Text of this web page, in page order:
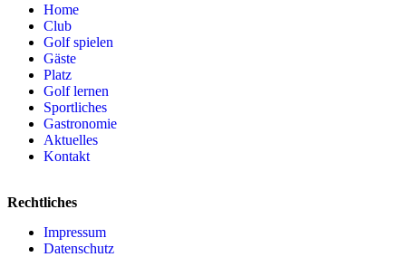
Home
Club
Golf spielen
Gäste
Platz
Golf lernen
Sportliches
Gastronomie
Aktuelles
Kontakt
Rechtliches
Impressum
Datenschutz